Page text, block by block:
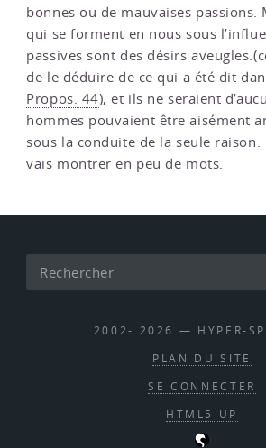
bonnes ou de mauvaises passions.
qui se forment en nous sous
passives sont des désirs
de le déduire de ce qui a été dit
Propos. 44), et ils ne seraient
hommes pouvaient être aisément
sous la conduite de la seule raison.
vais montrer en peu de mots.
2002- 2026 — HYPER-
PLAN DU SITE
SE CONNECTER
HTML5 UP